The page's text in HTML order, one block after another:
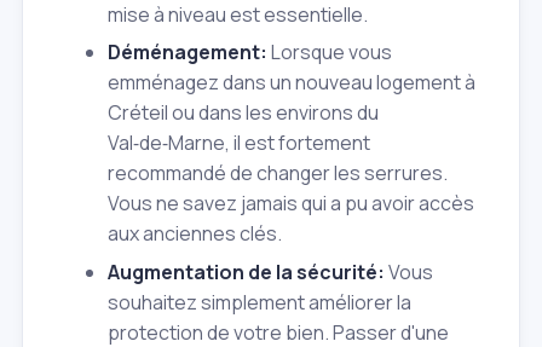
mise à niveau est essentielle.
Déménagement: Lorsque vous
emménagez dans un nouveau logement à
Créteil ou dans les environs du
Val‑de‑Marne, il est fortement
recommandé de changer les serrures.
Vous ne savez jamais qui a pu avoir accès
aux anciennes clés.
Augmentation de la sécurité: Vous
souhaitez simplement améliorer la
protection de votre bien. Passer d'une